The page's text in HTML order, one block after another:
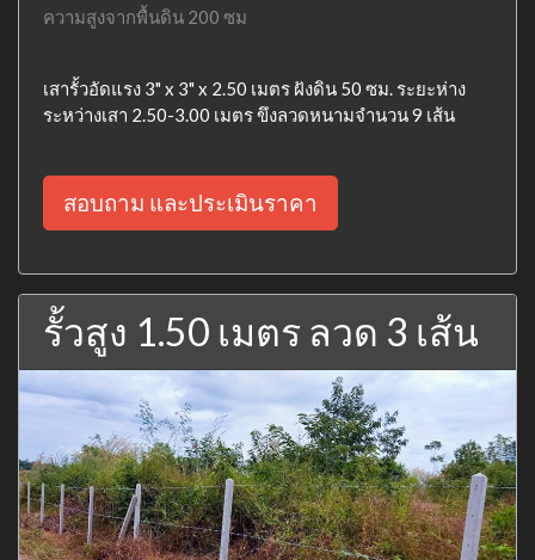
ความสูงจากพื้นดิน 200 ซม
เสารั้วอัดแรง 3" x 3" x 2.50 เมตร ฝังดิน 50 ซม. ระยะห่าง
ระหว่างเสา 2.50-3.00 เมตร ขึงลวดหนามจำนวน 9 เส้น
สอบถาม และประเมินราคา
รั้วสูง 1.50 เมตร ลวด 3 เส้น